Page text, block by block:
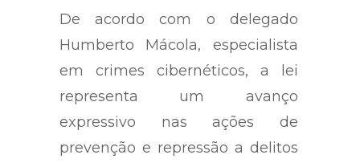
De acordo com o delegado
Humberto Mácola, especialista
em crimes cibernéticos, a lei
representa um avanço
expressivo nas ações de
prevenção e repressão a delitos